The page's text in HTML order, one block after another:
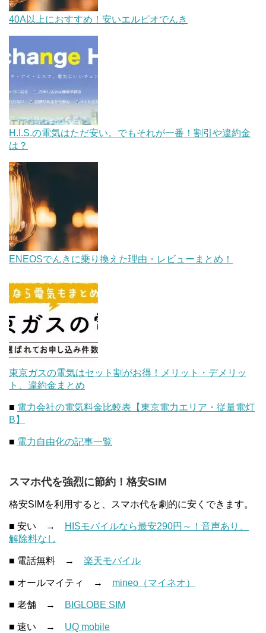
40A以上におすすめ！安いエルピオでんき
H.I.S.の電気はただ安い。でもそれが一番！割引や違約金
は？
ENEOSでんきに乗り換えた理由・レビューまとめ！
東京ガスの電気はセット割がお得！メリット・デメリッ
ト、違約金まとめ
■ 電力会社の電気料金比較表【東京電力エリア・従量電灯
B】
■ 電力自由化の記事一覧
スマホ代を強烈に節約！格安SIM
格安SIMを利用すると、スマホ代を劇的に安くできます。
■ 安い →
HISモバイルなら最安290円～！音声あり、
解除料なし
■ 電話無料 → 楽天モバイル
■ オールマイティ → mineo（マイネオ）
■ 老舗 → BIGLOBE SIM
■ 速い → UQ mobile